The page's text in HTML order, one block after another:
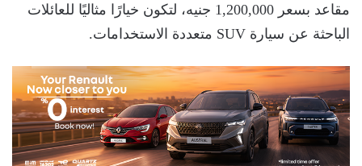
مقاعد بسعر 1,200,000 جنيه، لتكون خيارًا مثاليًا للعائلات
الباحثة عن سيارة SUV متعددة الاستخدامات.